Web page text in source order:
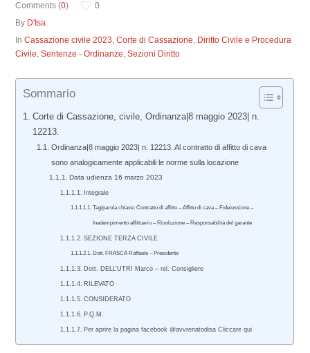
Comments (0)
0
By D'Isa
InCassazione civile 2023,Corte di Cassazione, Diritto Civile e Procedura
Civile,Sentenze - Ordinanze,Sezioni Diritto
Sommario
Corte di Cassazione, civile, Ordinanza|8 maggio 2023| n.
12213.
Ordinanza|8 maggio 2023| n. 12213. Al contratto di affitto di cava
sono analogicamente applicabili le norme sulla locazione
Data udienza 16 marzo 2023
Integrale
Tag/parola chiave: Contratto di affitto – Affitto di cava – Fideiussione –
Inadempimento affittuario – Risoluzione – Responsabilità del garante
SEZIONE TERZA CIVILE
Dott. FRASCA Raffaele – Presidente
Dott. DELL’UTRI Marco – rel. Consigliere
RILEVATO
CONSIDERATO
P.Q.M.
Per aprire la pagina facebook @avvrenatodisa Cliccare qui